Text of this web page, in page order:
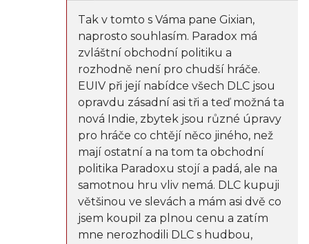
Tak v tomto s Váma pane Gixian,
naprosto souhlasím. Paradox má
zvláštní obchodní politiku a
rozhodně není pro chudší hráče.
EUIV při její nabídce všech DLC jsou
opravdu zásadní asi tři a teď možná ta
nová Indie, zbytek jsou různé úpravy
pro hráče co chtějí něco jiného, než
mají ostatní a na tom ta obchodní
politika Paradoxu stojí a padá, ale na
samotnou hru vliv nemá. DLC kupuji
většinou ve slevách a mám asi dvě co
jsem koupil za plnou cenu a zatím
mne nerozhodili DLC s hudbou,